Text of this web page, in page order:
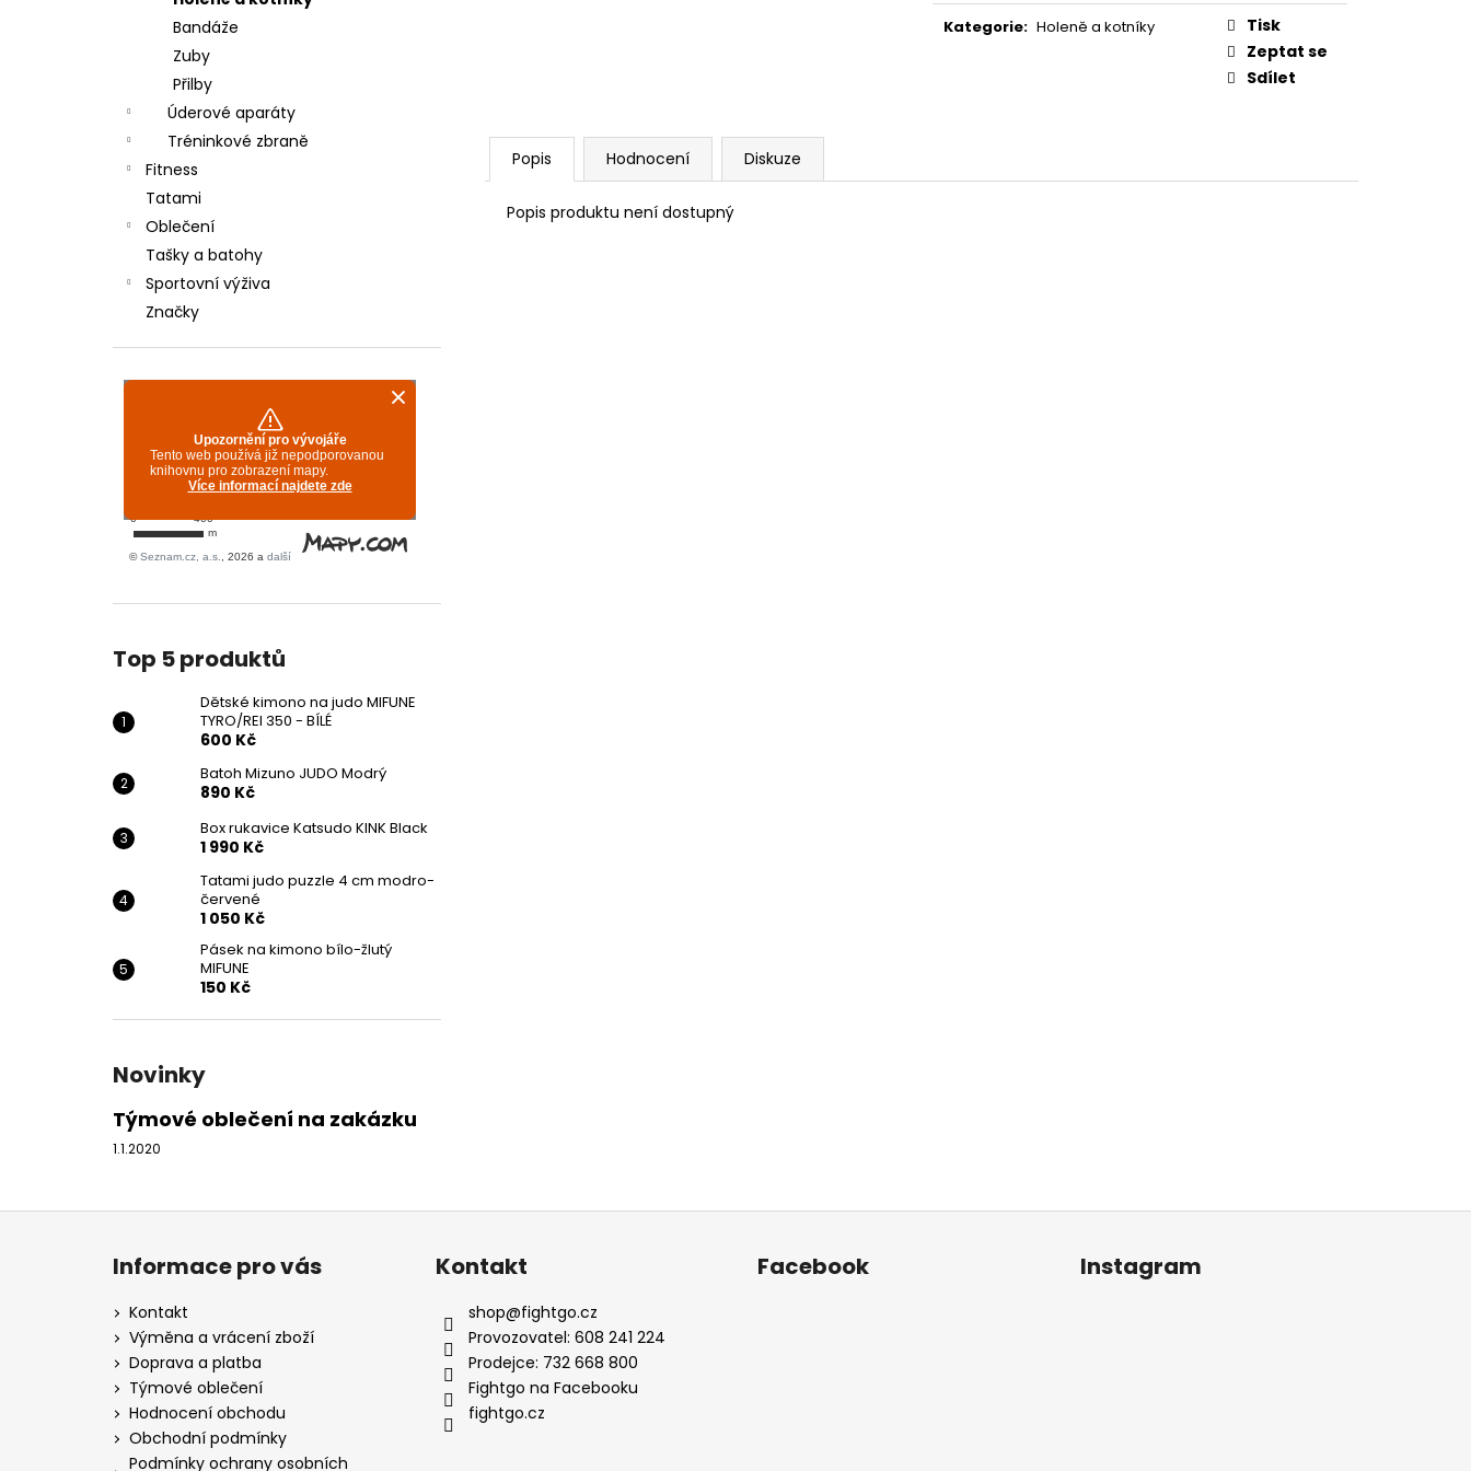
Bandáže
Zuby
Přilby
Úderové aparáty
Tréninkové zbraně
Fitness
Tatami
Oblečení
Tašky a batohy
Sportovní výživa
Značky
Top 5 produktů
Dětské kimono na judo MIFUNE
TYRO/REI 350 - BÍLÉ
600 Kč
Batoh Mizuno JUDO Modrý
890 Kč
Box rukavice Katsudo KINK Black
1 990 Kč
Tatami judo puzzle 4 cm modro-
červené
1 050 Kč
Pásek na kimono bílo-žlutý
MIFUNE
150 Kč
Novinky
Týmové oblečení na zakázku
1.1.2020
Kategorie: Holeně a kotníky
Tisk
Zeptat se
Sdílet
Popis Hodnocení Diskuze
Popis produktu není dostupný
600 Kč
Z
Informace pro vás
Kontakt
Výměna a vrácení zboží
Doprava a platba
Týmové oblečení
Hodnocení obchodu
Obchodní podmínky
Podmínky ochrany osobních
Kontakt
shop@fightgo.cz
Provozovatel: 608 241 224
Prodejce: 732 668 800
Fightgo na Facebooku
fightgo.cz
Facebook Instagram